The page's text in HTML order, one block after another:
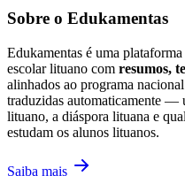
Sobre o Edukamentas
Edukamentas é uma
escolar lituano com resumos,
alinhados ao programa
traduzidas automaticamente —
lituano, a diáspora lituana e
estudam os alunos lituanos.
Saiba mais